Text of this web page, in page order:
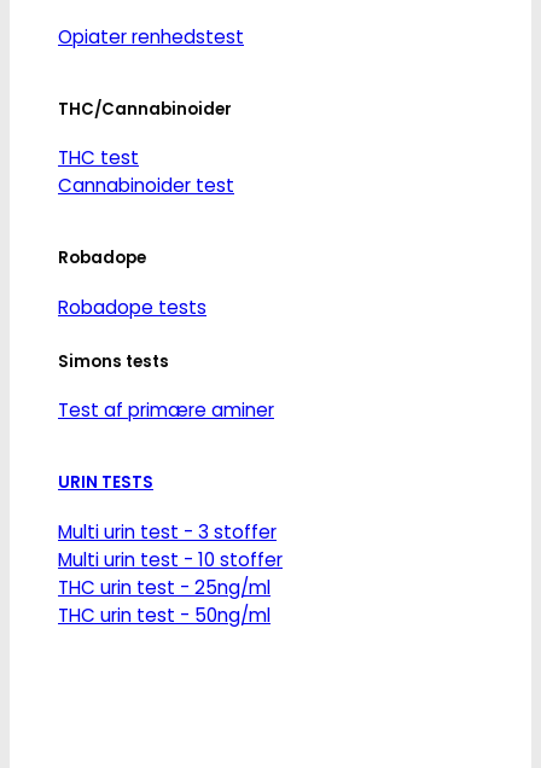
Opiater renhedstest
THC/Cannabinoider
THC test
Cannabinoider test
Robadope
Robadope tests
Simons tests
Test af primære aminer
URIN TESTS
Multi urin test - 3 stoffer
Multi urin test - 10 stoffer
THC urin test - 25ng/ml
THC urin test - 50ng/ml